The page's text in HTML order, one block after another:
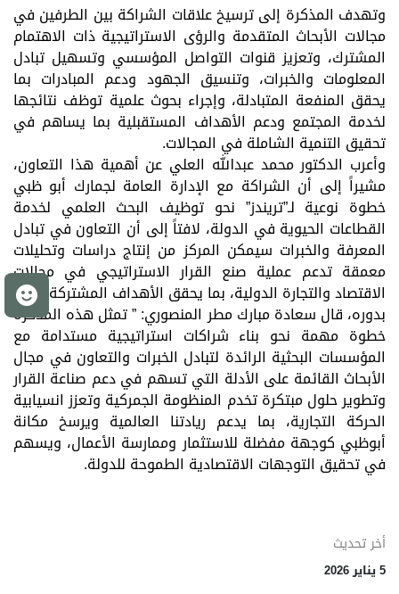
وتهدف المذكرة إلى ترسيخ علاقات الشراكة بين الطرفين في
مجالات الأبحاث المتقدمة والرؤى الاستراتيجية ذات الاهتمام
المشترك، وتعزيز قنوات التواصل المؤسسي وتسهيل تبادل
المعلومات والخبرات، وتنسيق الجهود ودعم المبادرات بما
يحقق المنفعة المتبادلة، وإجراء بحوث علمية توظف نتائجها
لخدمة المجتمع ودعم الأهداف المستقبلية بما يساهم في
تحقيق التنمية الشاملة في المجالات.
وأعرب الدكتور محمد عبدالله العلي عن أهمية هذا التعاون،
مشيراً إلى أن الشراكة مع الإدارة العامة لجمارك أبو ظبي
خطوة نوعية لـ”تريندز” نحو توظيف البحث العلمي لخدمة
القطاعات الحيوية في الدولة، لافتاً إلى أن التعاون في تبادل
المعرفة والخبرات سيمكن المركز من إنتاج دراسات وتحليلات
معمقة تدعم عملية صنع القرار الاستراتيجي في مجالات
الاقتصاد والتجارة الدولية، بما يحقق الأهداف المشتركة.
بدوره، قال سعادة مبارك مطر المنصوري: ” تمثل هذه المذكرة
خطوة مهمة نحو بناء شراكات استراتيجية مستدامة مع
المؤسسات البحثية الرائدة لتبادل الخبرات والتعاون في مجال
الأبحاث القائمة على الأدلة التي تسهم في دعم صناعة القرار
وتطوير حلول مبتكرة تخدم المنظومة الجمركية وتعزز انسيابية
الحركة التجارية، بما يدعم ريادتنا العالمية ويرسخ مكانة
أبوظبي كوجهة مفضلة للاستثمار وممارسة الأعمال، ويسهم
في تحقيق التوجهات الاقتصادية الطموحة للدولة.
أخر تحديث
5 يناير 2026